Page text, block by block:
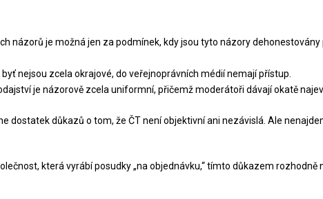
názorů je možná jen za podmínek, kdy jsou tyto názory
byť nejsou zcela okrajové, do veřejnoprávních médií nemají přístup.
je názorově zcela uniformní, přičemž moderátoři dávají okatě
dostatek důkazů o tom, že ČT není objektivní ani nezávislá. Ale
která vyrábí posudky „na objednávku,“ tímto důkazem rozhodně